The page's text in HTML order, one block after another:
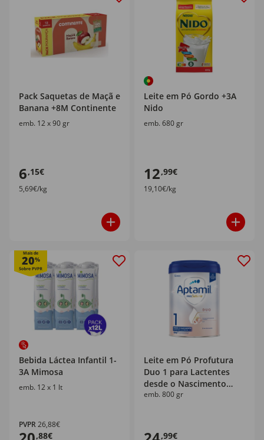
Pack Saquetas de Maçã e
Banana +8M Continente
emb. 12 x 90 gr
6,15€
5,69€/kg
Leite em Pó Gordo +3A
Nido
emb. 680 gr
12,99€
19,10€/kg
Mais de
20%
Bebida Láctea Infantil 1-
3A Mimosa
emb. 12 x 1 lt
PVPR26,88€
,88€
Leite em Pó Profutura
Duo 1 para Lactentes
desde o Nascimento
Aptamil
emb. 800 gr
,99€